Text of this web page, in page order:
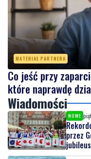
MATERIAŁ PARTNERA
Co jeść przy
które naprawdę
Wiadomości
NOWE
przez